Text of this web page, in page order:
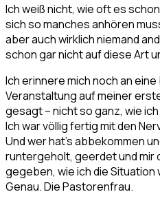
Ich weiß nicht, wie oft es
sich so manches anhören
aber auch wirklich niemand
schon gar nicht auf diese Art
Ich erinnere mich noch an
Veranstaltung auf meiner
gesagt – nicht so ganz, wie
Ich war völlig fertig mit den
Und wer hat’s abbekommen
runtergeholt, geerdet und mir
gegeben, wie ich die Situation
Genau. Die Pastorenfrau.